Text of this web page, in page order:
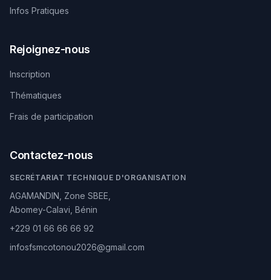
Infos Pratiques
Rejoignez-nous
Inscription
Thématiques
Frais de participation
Contactez-nous
SECRÉTARIAT TECHNIQUE D'ORGANISATION
AGAMANDIN, Zone SBEE,
Abomey-Calavi, Bénin
+229 01 66 66 66 92
infosfsmcotonou2026@gmail.com